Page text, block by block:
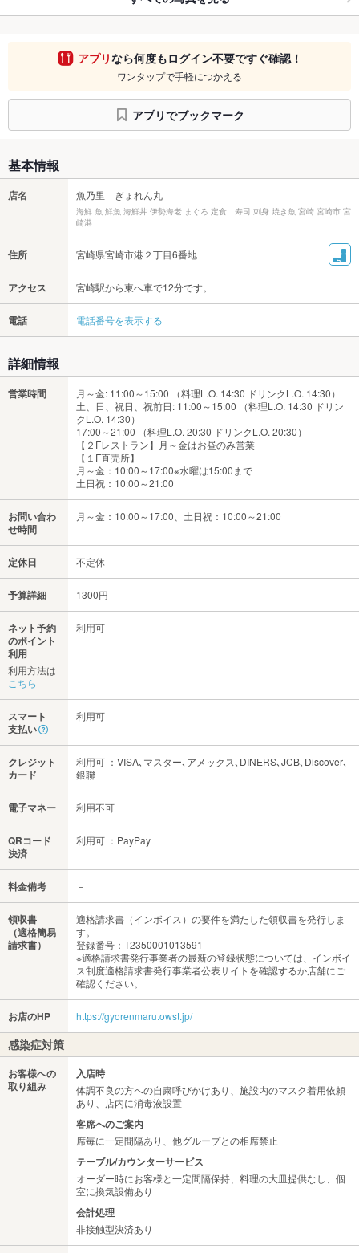
アプリなら何度もログイン不要ですぐ確認！
ワンタップで手軽につかえる
アプリでブックマーク
基本情報
店名 魚乃里 ぎょれん丸
海鮮 魚 鮮魚 海鮮丼 伊勢海老 まぐろ 定食 寿司 刺身 焼き魚 宮崎 宮崎市 宮
崎港
住所 宮崎県宮崎市港２丁目6番地
アクセス 宮崎駅から東へ車で12分です。
電話 電話番号を表示する
詳細情報
営業時間
月～金: 11:00～15:00 （料理L.O. 14:30 ドリンクL.O. 14:30）
土、日、祝日、祝前日: 11:00～15:00 （料理L.O. 14:30 ドリン
クL.O. 14:30）
17:00～21:00 （料理L.O. 20:30 ドリンクL.O. 20:30）
【２Fレストラン】月～金はお昼のみ営業
【１F直売所】
月～金：10:00～17:00※水曜は15:00まで
土日祝：10:00～21:00
お問い合わ
せ時間
月～金：10:00～17:00、土日祝：10:00～21:00
定休日 不定休
予算詳細 1300円
ネット予約
のポイント
利用
利用方法は
こちら
利用可
スマート
支払い
利用可
クレジット
カード
利用可 ：VISA､マスター､アメックス､DINERS､JCB､Discover､
銀聯
電子マネー 利用不可
QRコード
決済
利用可 ：PayPay
料金備考 －
領収書
（適格簡易
請求書）
適格請求書（インボイス）の要件を満たした領収書を発行しま
す。
登録番号：T2350001013591
※適格請求書発行事業者の最新の登録状態については、インボイ
ス制度適格請求書発行事業者公表サイトを確認するか店舗にご
確認ください。
お店のHP https://gyorenmaru.owst.jp/
感染症対策
お客様への
取り組み
入店時
体調不良の方への自粛呼びかけあり、施設内のマスク着用依頼
あり、店内に消毒液設置
客席へのご案内
席毎に一定間隔あり、他グループとの相席禁止
テーブル/カウンターサービス
オーダー時にお客様と一定間隔保持、料理の大皿提供なし、個
室に換気設備あり
会計処理
非接触型決済あり